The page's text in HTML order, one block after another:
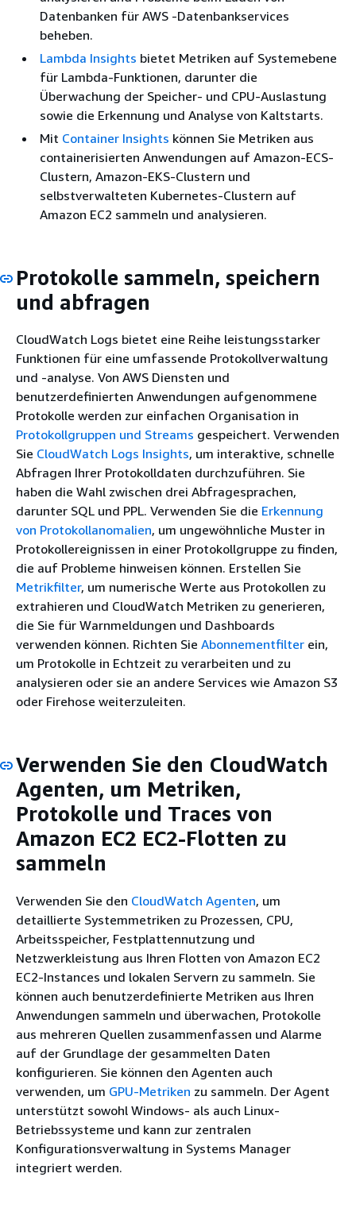
Datenbanken für AWS -Datenbankservices
beheben.
Lambda Insights bietet Metriken auf Systemebene
für Lambda-Funktionen, darunter die
Überwachung der Speicher- und CPU-Auslastung
sowie die Erkennung und Analyse von Kaltstarts.
Mit Container Insights können Sie Metriken aus
containerisierten Anwendungen auf Amazon-ECS-
Clustern, Amazon-EKS-Clustern und
selbstverwalteten Kubernetes-Clustern auf
Amazon EC2 sammeln und analysieren.
Protokolle sammeln, speichern
und abfragen
CloudWatch Logs bietet eine Reihe leistungsstarker
Funktionen für eine umfassende Protokollverwaltung
und -analyse. Von AWS Diensten und
benutzerdefinierten Anwendungen aufgenommene
Protokolle werden zur einfachen Organisation in
Protokollgruppen und Streams gespeichert. Verwenden
Sie CloudWatch Logs Insights, um interaktive, schnelle
Abfragen Ihrer Protokolldaten durchzuführen. Sie
haben die Wahl zwischen drei Abfragesprachen,
darunter SQL und PPL. Verwenden Sie die Erkennung
von Protokollanomalien, um ungewöhnliche Muster in
Protokollereignissen in einer Protokollgruppe zu finden,
die auf Probleme hinweisen können. Erstellen Sie
Metrikfilter, um numerische Werte aus Protokollen zu
extrahieren und CloudWatch Metriken zu generieren,
die Sie für Warnmeldungen und Dashboards
verwenden können. Richten Sie Abonnementfilter ein,
um Protokolle in Echtzeit zu verarbeiten und zu
analysieren oder sie an andere Services wie Amazon S3
oder Firehose weiterzuleiten.
Verwenden Sie den CloudWatch
Agenten, um Metriken,
Protokolle und Traces von
Amazon EC2 EC2-Flotten zu
sammeln
Verwenden Sie den CloudWatch Agenten, um
detaillierte Systemmetriken zu Prozessen, CPU,
Arbeitsspeicher, Festplattennutzung und
Netzwerkleistung aus Ihren Flotten von Amazon EC2
EC2-Instances und lokalen Servern zu sammeln. Sie
können auch benutzerdefinierte Metriken aus Ihren
Anwendungen sammeln und überwachen, Protokolle
aus mehreren Quellen zusammenfassen und Alarme
auf der Grundlage der gesammelten Daten
konfigurieren. Sie können den Agenten auch
verwenden, um GPU-Metriken zu sammeln. Der Agent
unterstützt sowohl Windows- als auch Linux-
Betriebssysteme und kann zur zentralen
Konfigurationsverwaltung in Systems Manager
integriert werden.